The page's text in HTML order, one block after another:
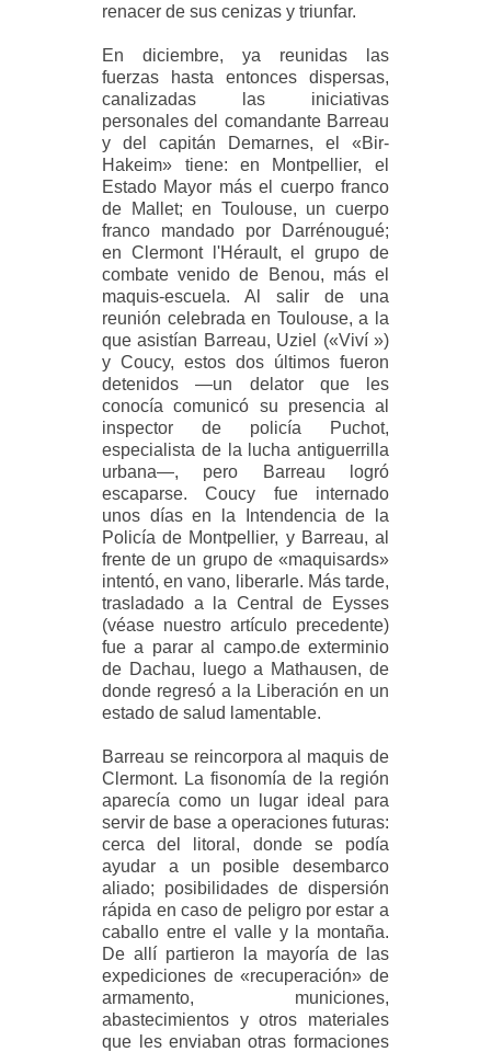
renacer de sus cenizas y triunfar.
En diciembre, ya reunidas las
fuerzas hasta entonces dispersas,
canalizadas las iniciativas
personales del comandante Barreau
y del capitán Demarnes, el «Bir-
Hakeim» tiene: en Montpellier, el
Estado Mayor más el cuerpo franco
de Mallet; en Toulouse, un cuerpo
franco mandado por Darrénougué;
en Clermont l'Hérault, el grupo de
combate venido de Benou, más el
maquis-escuela. Al salir de una
reunión celebrada en Toulouse, a la
que asistían Barreau, Uziel («Viví »)
y Coucy, estos dos últimos fueron
detenidos —un delator que les
conocía comunicó su presencia al
inspector de policía Puchot,
especialista de la lucha antiguerrilla
urbana—, pero Barreau logró
escaparse. Coucy fue internado
unos días en la Intendencia de la
Policía de Montpellier, y Barreau, al
frente de un grupo de «maquisards»
intentó, en vano, liberarle. Más tarde,
trasladado a la Central de Eysses
(véase nuestro artículo precedente)
fue a parar al campo.de exterminio
de Dachau, luego a Mathausen, de
donde regresó a la Liberación en un
estado de salud lamentable.
Barreau se reincorpora al maquis de
Clermont. La fisonomía de la región
aparecía como un lugar ideal para
servir de base a operaciones futuras:
cerca del litoral, donde se podía
ayudar a un posible desembarco
aliado; posibilidades de dispersión
rápida en caso de peligro por estar a
caballo entre el valle y la montaña.
De allí partieron la mayoría de las
expediciones de «recuperación» de
armamento, municiones,
abastecimientos y otros materiales
que les enviaban otras formaciones